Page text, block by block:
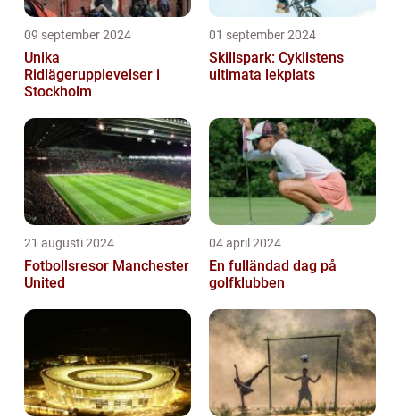
09 september 2024
Unika
Ridlägerupplevelser i
Stockholm
01 september 2024
Skillspark: Cyklistens
ultimata lekplats
21 augusti 2024
Fotbollsresor Manchester
United
04 april 2024
En fulländad dag på
golfklubben